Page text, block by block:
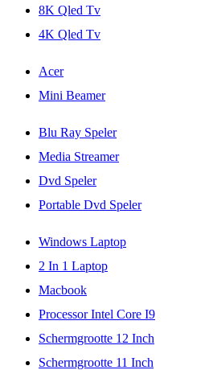
8K Qled Tv
4K Qled Tv
Acer
Mini Beamer
Blu Ray Speler
Media Streamer
Dvd Speler
Portable Dvd Speler
Windows Laptop
2 In 1 Laptop
Macbook
Processor Intel Core I9
Schermgrootte 12 Inch
Schermgrootte 11 Inch